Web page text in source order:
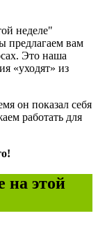
неделе"
предлагаем вам
Это наша
«уходят» из
он показал себя
работать для
на этой